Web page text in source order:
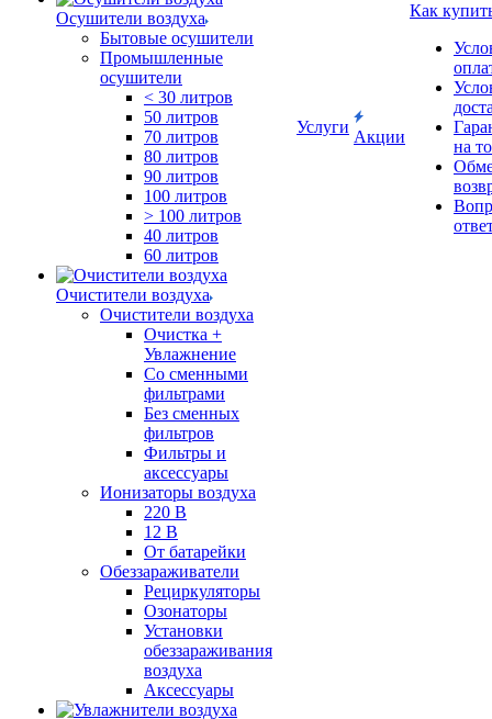
Осушители воздуха
Бытовые осушители
Промышленные
осушители
< 30 литров
50 литров
70 литров
80 литров
90 литров
100 литров
> 100 литров
40 литров
60 литров
Очистители воздуха
Очистители воздуха
Очистка +
Увлажнение
Cо сменными
фильтрами
Без сменных
фильтров
Фильтры и
аксессуары
Ионизаторы воздуха
220 В
12 В
От батарейки
Обеззараживатели
Рециркуляторы
Озонаторы
Установки
обеззараживания
воздуха
Аксессуары
Услуги
Акции
Как
на